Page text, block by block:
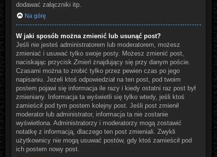
dodawać załączniki itp.
Na górę
W jaki sposób można zmienić lub usunąć post?
Jeśli nie jesteś administratorem lub moderatorem, możesz
zmieniać i usuwać tylko swoje posty. Możesz zmienić post,
naciskając przycisk Zmieńznajdujący się przy danym poście.
Czasami można to zrobić tylko przez pewien czas po jego
napisaniu. Jeżeli ktoś odpowiedział na ten post, pod twoim
postem pojawi się informacja ile razy i kiedy ostatni raz post był
zmieniany. Informacja ta wyświetli się tylko wtedy, jeśli ktoś
zamieścił pod tym postem kolejny post. Jeśli post zmienił
moderator lub administrator, informacja ta nie zostanie
wyświetlona. Administratorzy i moderatorzy mogą zostawić
notatkę z informacją, dlaczego ten post zmieniali. Zwykli
użytkownicy nie mogą usuwać postów, gdy ktoś zamieścił pod
ich postem nowy post.